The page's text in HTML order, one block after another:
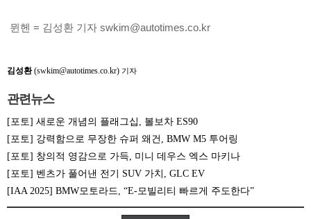
뮌헨 = 김성환 기자 swkim@autotimes.co.kr
김성환(swkim@autotimes.co.kr) 기자
관련뉴스
[포토] 새로운 개념의 플래그십, 볼보차 ES90
[포토] 강력함으로 무장한 슈퍼 왜건, BMW M5 투어링
[포토] 창의적 영감으로 가득, 미니 데우스 엑스 마키나
[포토] 벤츠가 풀어낸 전기 SUV 가치, GLC EV
[IAA 2025] BMW모토라드, “E-모빌리티 빠르게 주도한다”